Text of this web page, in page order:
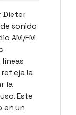
Dieter
sonido
AM/FM
la
la
Este
en un